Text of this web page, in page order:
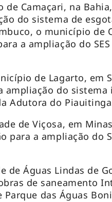
Camaçari, na
do sistema de
o município de
a ampliação do
de Lagarto, em
ampliação do
Adutora do
de Viçosa, em
para a ampliação do
de Águas Lindas de
de saneamento
das Águas